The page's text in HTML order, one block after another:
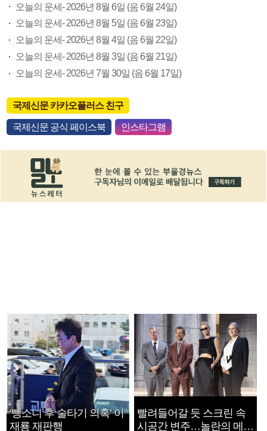
오늘의 운세- 2026년 8월 6일 (음 6월 24일)
오늘의 운세- 2026년 8월 5일 (음 6월 23일)
오늘의 운세- 2026년 8월 4일 (음 6월 22일)
오늘의 운세- 2026년 8월 3일 (음 6월 21일)
오늘의 운세- 2026년 7월 30일 (음 6월 17일)
국제신문 카카오플러스 친구
국제신문 공식 페이스북 인스타그램
‘뺑소니 후 술타기 의혹’ 이
재룡 재판행
빨려들어갈 듯 스크린 속
시공간 변주…놀란의 메시